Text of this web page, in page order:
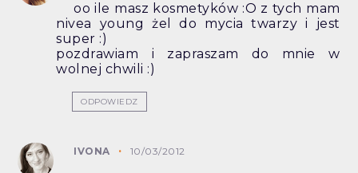
oo ile masz kosmetyków :O z tych mam
nivea young żel do mycia twarzy i jest
super :)
pozdrawiam i zapraszam do mnie w
wolnej chwili :)
ODPOWIEDZ
IVONA 10/03/2012